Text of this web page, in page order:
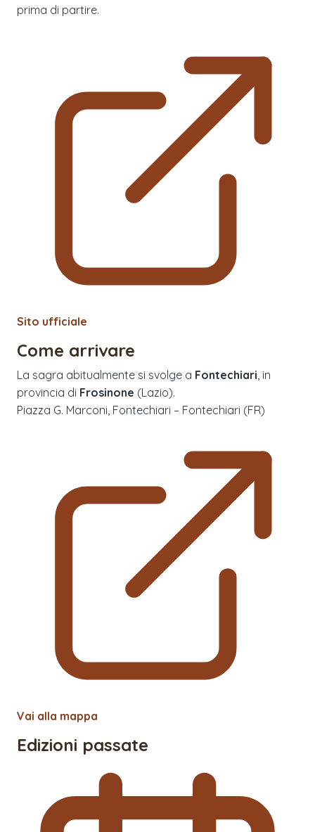
prima di partire.
Sito ufficiale
Come arrivare
La sagra abitualmente si svolge a Fontechiari , in
provincia di Frosinone (Lazio).
Piazza G. Marconi, Fontechiari – Fontechiari (FR)
Vai alla mappa
Edizioni passate